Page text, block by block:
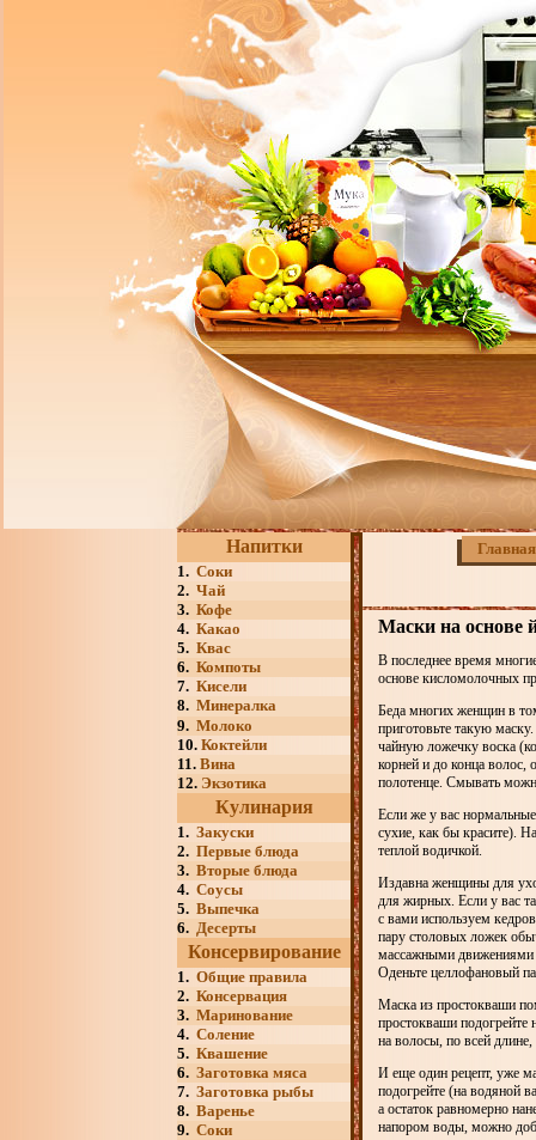
Напитки
1. Соки
2. Чай
3. Кофе
4. Какао
5. Квас
6. Компоты
7. Кисели
8. Минералка
9. Молоко
10. Коктейли
11. Вина
12. Экзотика
Кулинария
1. Закуски
2. Первые блюда
3. Вторые блюда
4. Соусы
5. Выпечка
6. Десерты
Консервирование
1. Общие правила
2. Консервация
3. Маринование
4. Соление
5. Квашение
6. Заготовка мяса
7. Заготовка рыбы
8. Варенье
9. Соки
Главная
Маски на основе
В последнее время
основе кисломолочных
Беда многих женщин в
приготовьте такую
чайную ложечку воска
корней и до конца волос,
полотенце. Смывать
Если же у вас
сухие, как бы красите).
теплой водичкой.
Издавна женщины для
для жирных. Если у вас
с вами используем
пару столовых ложек
массажными движениями
Оденьте целлофановый
Маска из простокваши
простокваши подогрейте
на волосы, по всей
И еще один рецепт, уже
подогрейте (на водяной
а остаток равномерно
напором воды, можно